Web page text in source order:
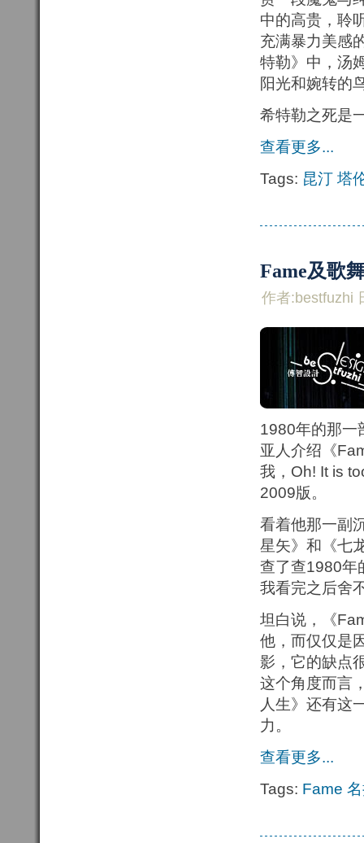
中的高贵，聆
充满暴力美感
特勒》中，汤
阳光和婉转的
希特勒之死是
查看更多...
Tags: 昆汀 塔
Fame及歌
作者:bestfuzhi
1980年的那一
亚人介绍《
我，Oh! It is
2009版。
看着他那一副
星矢》和《七
查了查1980年
我看完之后舍
坦白说，《
他，而仅仅是
影，它的缺点
这个角度而言
人生》还有这
力。
查看更多...
Tags: Fame